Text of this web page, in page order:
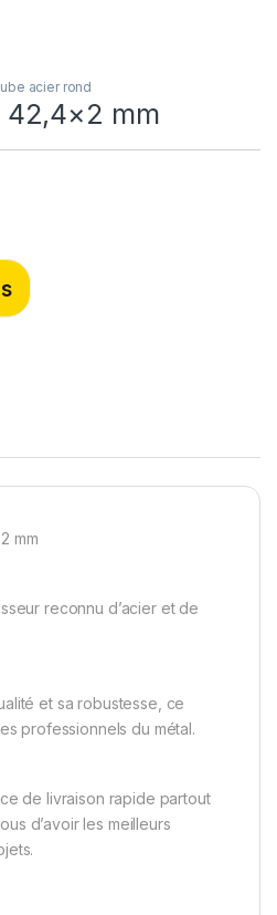
acier rond
42,4×2 mm
mm
reconnu d’acier et de
et sa robustesse, ce
professionnels du métal.
de livraison rapide partout
d’avoir les meilleurs